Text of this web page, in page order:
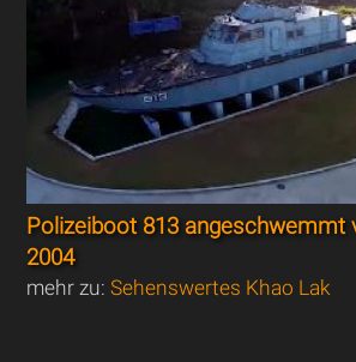
Polizeiboot 813 angeschwemmt
2004
mehr zu:Sehenswertes Khao Lak